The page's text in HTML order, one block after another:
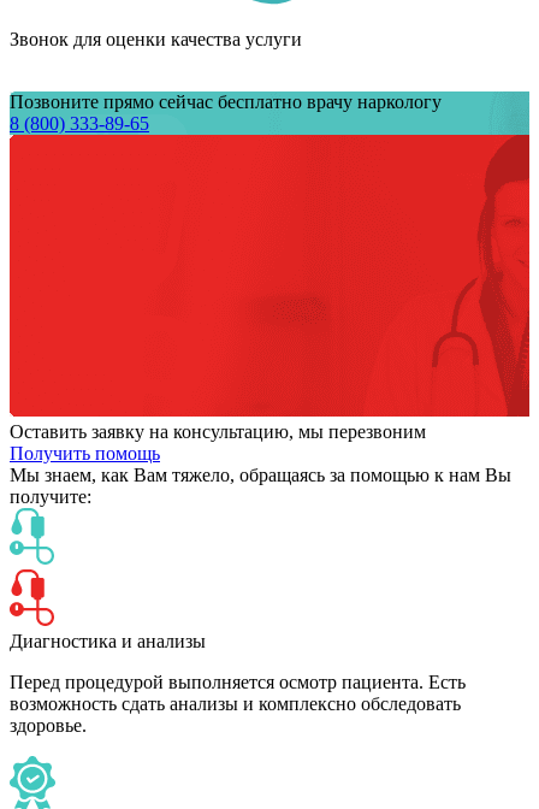
Звонок для оценки качества услуги
Позвоните прямо сейчас бесплатно врачу наркологу
8 (800) 333-89-65
Оставить заявку на консультацию, мы перезвоним
Получить помощь
Мы знаем, как Вам тяжело, обращаясь за помощью к нам Вы
получите:
Диагностика и анализы
Перед процедурой выполняется осмотр пациента. Есть
возможность сдать анализы и комплексно обследовать
здоровье.